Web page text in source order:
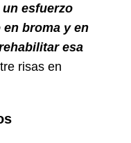
esfuerzo
broma y en
esa
risas en